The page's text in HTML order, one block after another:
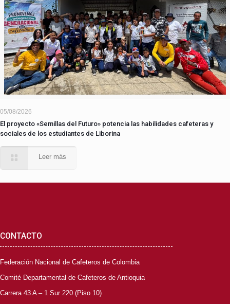
05/08/2026
El proyecto «Semillas del Futuro» potencia las habilidades cafeteras y
sociales de los estudiantes de Liborina
Leer más
CONTACTO
Federación Nacional de Cafeteros de Colombia
Comité Departamental de Cafeteros de Antioquia
Carrera 43 A – 1 Sur 220 (Piso 10)